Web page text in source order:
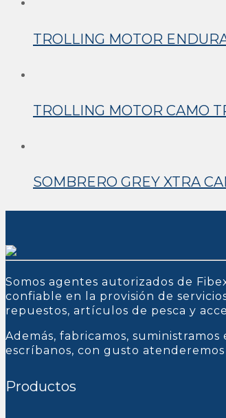
TROLLING MOTOR
TROLLING MOTOR CAMO
SOMBRERO GREY XTRA
Somos agentes autorizados de
confiable en la provisión de
repuestos, artículos de pesca y
Además, fabricamos,
escríbanos, con gusto atenderemos
Productos